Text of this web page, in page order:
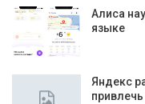
Алиса
языке
Яндекс